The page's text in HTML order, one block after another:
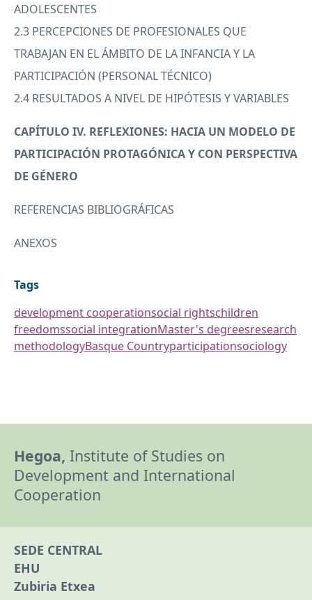
ADOLESCENTES
2.3 PERCEPCIONES DE PROFESIONALES QUE
TRABAJAN EN EL ÁMBITO DE LAINFANCIAY LA
PARTICIPACIÓN (PERSONALTÉCNICO)
2.4 RESULTADOS A NIVEL DE HIPÓTESIS YVARIABLES
CAPÍTULO IV. REFLEXIONES: HACIA UN MODELO DE
PARTICIPACIÓN PROTAGÓNICA Y CON PERSPECTIVA
DE GÉNERO
REFERENCIAS BIBLIOGRÁFICAS
ANEXOS
Tags
development cooperationsocial rightschildren
freedomssocial integrationMaster's degreesresearch
methodologyBasque Countryparticipationsociology
Hegoa, Institute of Studies on
Development and International
Cooperation
SEDE CENTRAL
EHU
Zubiria Etxea